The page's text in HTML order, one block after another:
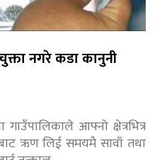
नगरे कडा कानुनी
आफ्नो क्षेत्रभित्र
ऋण लिई समयमै सावाँ तथा